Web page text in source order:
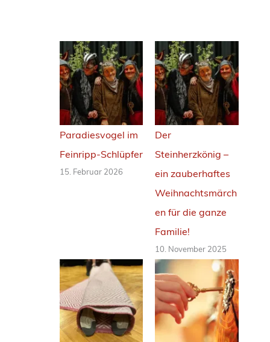
n
r
i
p
c
ü
p
f
e
r
Paradiesvogel im
Feinripp-Schlüpfer
15. Februar 2026
Der
Steinherzkönig –
ein zauberhaftes
Weihnachtsmärch
en für die ganze
Familie!
10. November 2025